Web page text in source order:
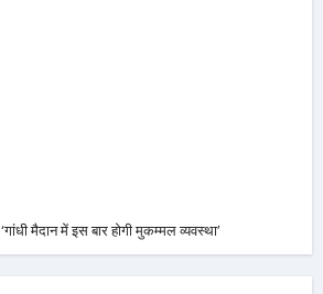
‘गांधी मैदान में इस बार होगी मुकम्मल व्यवस्था’